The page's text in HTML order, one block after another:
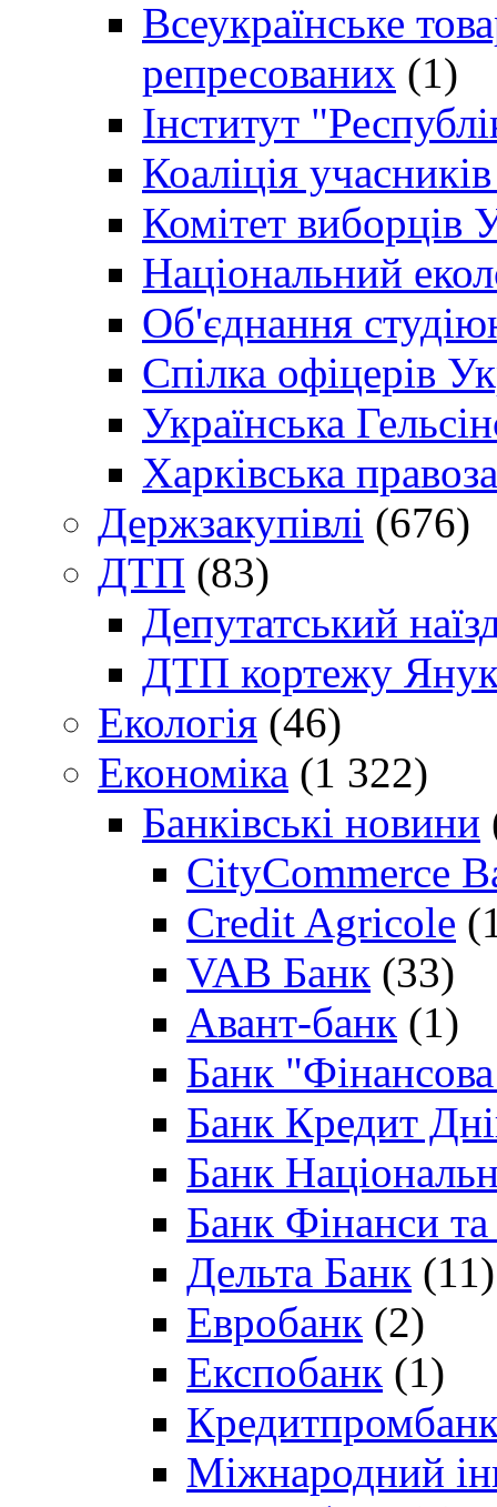
Всеукраїнське
репресованих (1)
Інститут
Коаліція
Комітет виборців
Національний
Об'єднання
Спілка офіцерів
Українська
Харківська
Держзакупівлі (676)
ДТП (83)
Депутатський
ДТП кортежу
Екологія (46)
Економіка (1 322)
Банківські новини
CityCommerce
Credit Agricole
VAB Банк (33)
Авант-банк (1)
Банк "Фінансова
Банк Кредит
Банк
Банк Фінанси
Дельта Банк (11)
Евробанк (2)
Експобанк (1)
Міжнародний